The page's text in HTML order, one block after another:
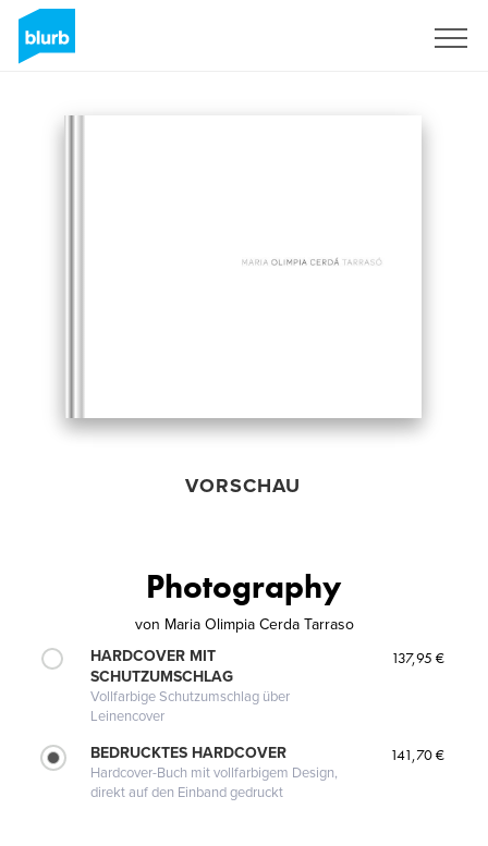
VORSCHAU
Photography
von Maria Olimpia Cerda Tarraso
HARDCOVER MIT
SCHUTZUMSCHLAG
Vollfarbige Schutzumschlag über
Leinencover
137,95 €
BEDRUCKTES HARDCOVER
Hardcover-Buch mit vollfarbigem Design,
direkt auf den Einband gedruckt
141,70 €